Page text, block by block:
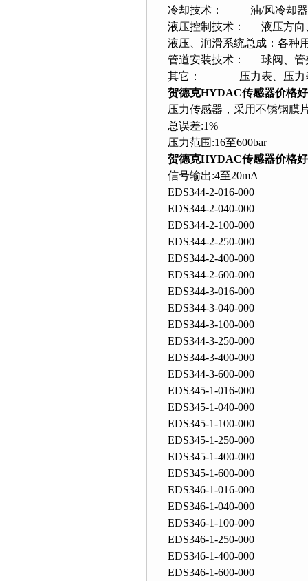
冷却技术： 油/风冷却器
液压控制技术： 液压方向、
液压、润滑系统总成：各
管道安装技术： 球阀、管夹
其它： 压力表、压力表开关
贺德克HYDAC传感器价格
压力传感器，采用不锈钢
总误差:1%
压力范围:16至600bar
贺德克HYDAC传感器价格
信号输出:4至20mA
EDS344-2-016-000
EDS344-2-040-000
EDS344-2-100-000
EDS344-2-250-000
EDS344-2-400-000
EDS344-2-600-000
EDS344-3-016-000
EDS344-3-040-000
EDS344-3-100-000
EDS344-3-250-000
EDS344-3-400-000
EDS344-3-600-000
EDS345-1-016-000
EDS345-1-040-000
EDS345-1-100-000
EDS345-1-250-000
EDS345-1-400-000
EDS345-1-600-000
EDS346-1-016-000
EDS346-1-040-000
EDS346-1-100-000
EDS346-1-250-000
EDS346-1-400-000
EDS346-1-600-000